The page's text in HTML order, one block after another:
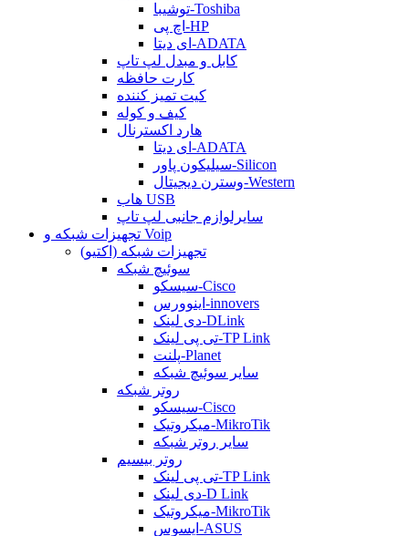
توشیبا-Toshiba
اچ پی-HP
ای دیتا-ADATA
کابل و مبدل لپ تاپ
کارت حافظه
کیت تمیز کننده
کیف و کوله
هارد اکسترنال
ای دیتا-ADATA
سیلیکون پاور-Silicon
وسترن دیجیتال-Western
هاب USB
سایرلوازم جانبی لپ تاپ
تجهیزات شبکه و Voip
تجهیزات شبکه (اکتیو)
سوئیچ شبکه
سیسکو-Cisco
اینوورس-innovers
دی لینک-DLink
تی پی لینک-TP Link
پلنت-Planet
سایر سوئیچ شبکه
روتر شبکه
سیسکو-Cisco
میکروتیک-MikroTik
سایر روتر شبکه
روتر بیسیم
تی پی لینک-TP Link
دی لینک-D Link
میکروتیک-MikroTik
ایسوس-ASUS